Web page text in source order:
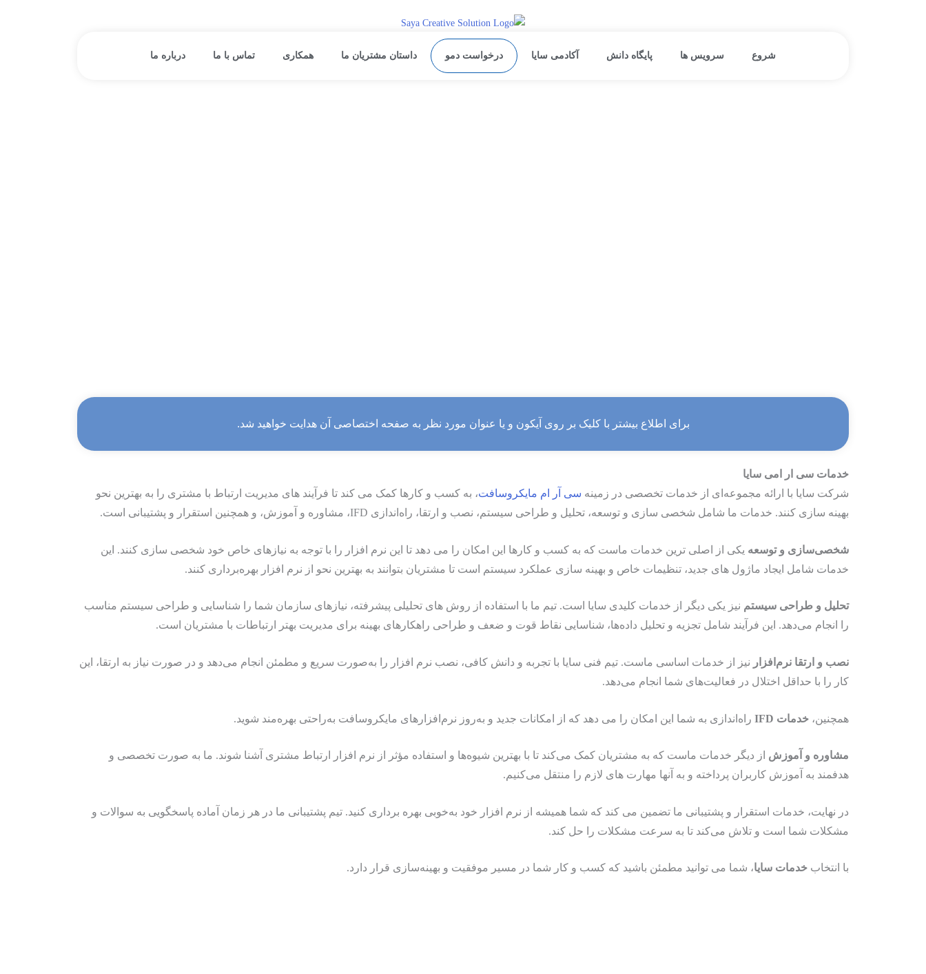
شروع
سرویس ها پایگاه دانش آکادمی سایا درخواست دمو داستان مشتریان ما همکاری تماس با ما درباره ما
برای اطلاع بیشتر با کلیک بر روی آیکون و یا عنوان مورد نظر به صفحه اختصاصی آن هدایت خواهید شد.
خدمات سی ار امی سایا
شرکت سایا با ارائه مجموعه‌ای از خدمات تخصصی در زمینه سی آر ام مایکروسافت، به کسب‌ و کارها کمک می ‌کند تا فرآیند های مدیریت ارتباط با مشتری را به بهترین نحو
بهینه ‌سازی کنند. خدمات ما شامل شخصی‌ سازی و توسعه، تحلیل و طراحی سیستم، نصب و ارتقا، راه‌اندازی IFD، مشاوره و آموزش، و همچنین استقرار و پشتیبانی است.
شخصی‌سازی و توسعه یکی از اصلی‌ ترین خدمات ماست که به کسب ‌و کارها این امکان را می‌ دهد تا این نرم افزار را با توجه به نیازهای خاص خود شخصی ‌سازی کنند. این
خدمات شامل ایجاد ماژول‌ های جدید، تنظیمات خاص و بهینه ‌سازی عملکرد سیستم است تا مشتریان بتوانند به بهترین نحو از نرم‌ افزار بهره‌برداری کنند.
تحلیل و طراحی سیستم نیز یکی دیگر از خدمات کلیدی سایا است. تیم ما با استفاده از روش‌ های تحلیلی پیشرفته، نیازهای سازمان شما را شناسایی و طراحی سیستم مناسب
را انجام می‌دهد. این فرآیند شامل تجزیه و تحلیل داده‌ها، شناسایی نقاط قوت و ضعف و طراحی راهکارهای بهینه برای مدیریت بهتر ارتباطات با مشتریان است.
نصب و ارتقا نرم‌افزار نیز از خدمات اساسی ماست. تیم فنی سایا با تجربه و دانش کافی، نصب نرم‌ افزار را به‌صورت سریع و مطمئن انجام می‌دهد و در صورت نیاز به ارتقا، این
کار را با حداقل اختلال در فعالیت‌های شما انجام می‌دهد.
همچنین، خدمات IFD راه‌اندازی به شما این امکان را می ‌دهد که از امکانات جدید و به‌روز نرم‌افزارهای مایکروسافت به‌راحتی بهره‌مند شوید.
مشاوره و آموزش از دیگر خدمات ماست که به مشتریان کمک می‌کند تا با بهترین شیوه‌ها و استفاده مؤثر از نرم افزار ارتباط مشتری آشنا شوند. ما به‌ صورت تخصصی و
هدفمند به آموزش کاربران پرداخته و به آنها مهارت ‌های لازم را منتقل می‌کنیم.
در نهایت، خدمات استقرار و پشتیبانی ما تضمین می ‌کند که شما همیشه از نرم‌ افزار خود به‌خوبی بهره ‌برداری کنید. تیم پشتیبانی ما در هر زمان آماده پاسخگویی به سوالات و
مشکلات شما است و تلاش می‌کند تا به‌ سرعت مشکلات را حل کند.
با انتخاب خدمات سایا، شما می ‌توانید مطمئن باشید که کسب‌ و کار شما در مسیر موفقیت و بهینه‌سازی قرار دارد.